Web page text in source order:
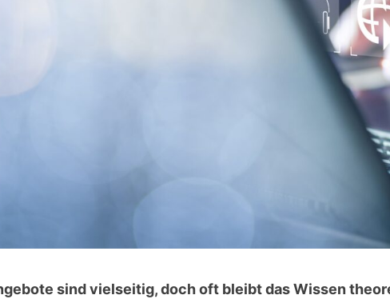
sind vielseitig, doch oft bleibt das Wissen